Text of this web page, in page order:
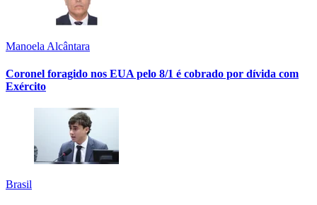
Manoela Alcântara
Coronel foragido nos EUA pelo 8/1 é cobrado por dívida com
Exército
Brasil